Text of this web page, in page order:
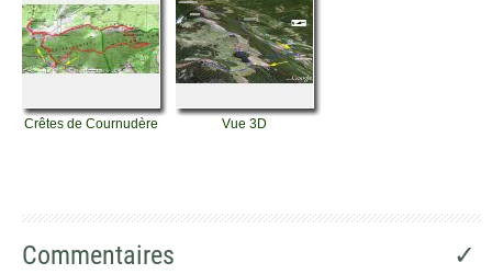
Crêtes de Cournudère Vue 3D
Commentaires ✓